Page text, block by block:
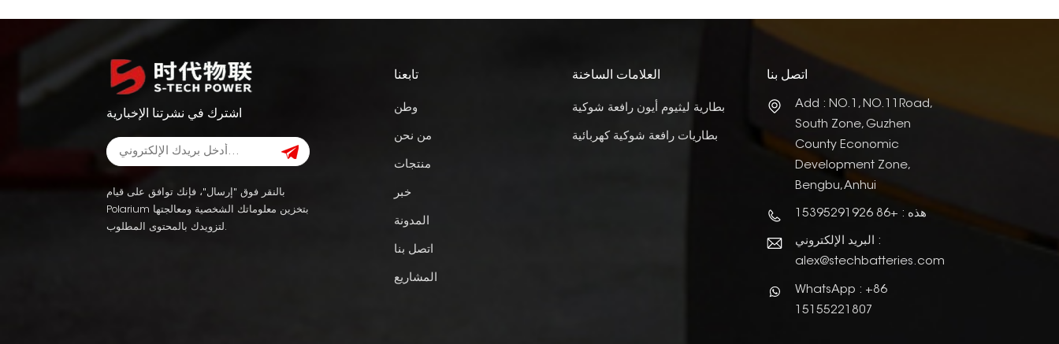
اشترك في نشرتنا الإخبارية
بالنقر فوق "إرسال"، فإنك توافق على قيام
Polarium بتخزين معلوماتك الشخصية ومعالجتها
لتزويدك بالمحتوى المطلوب.
تابعنا
وطن
من نحن
منتجات
خبر
المدونة
اتصل بنا
المشاريع
العلامات الساخنة
بطارية ليثيوم أيون رافعة شوكية
بطاريات رافعة شوكية كهربائية
اتصل بنا
Add : NO.1, NO.11Road,
South Zone, Guzhen
County Economic
Development Zone,
Bengbu, Anhui
هذه : +86 15395291926
البريد الإلكتروني :
alex@stechbatteries.com
WhatsApp : +86
15155221807